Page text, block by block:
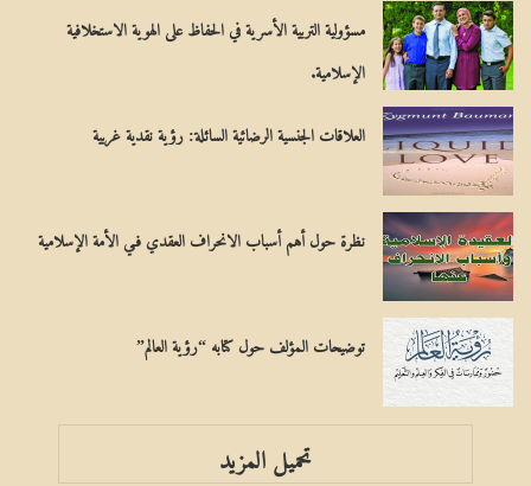
:
مسؤولية التربية الأسرية في الحفاظ على الهوية الاستخلافية
الإسلامية.
العلاقات الجنسية الرضائية السائلة: رؤية نقدية غربية
نظرة حول أهم أسباب الانحراف العقدي فـي الأمة الإسلامية
توضيحات المؤلف حول كتابه “رؤية العالم”
تحميل المزيد